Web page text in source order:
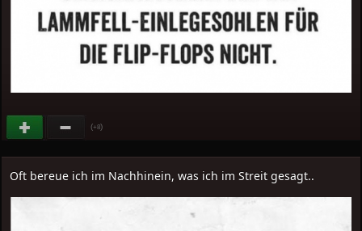
(+8)
Oft bereue ich im Nachhinein, was ich im Streit gesagt..